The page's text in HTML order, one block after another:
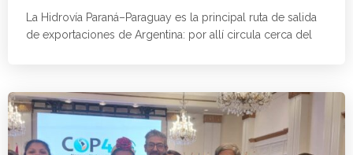
La Hidrovía Paraná–Paraguay es la principal ruta de salida
de exportaciones de Argentina: por allí circula cerca del